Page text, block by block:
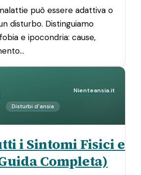
può essere adattiva o
disturbo. Distinguiamo
e ipocondria: cause,
Nienteansia.it
Disturbi d'ansia
i Sintomi Fisici e
Completa)